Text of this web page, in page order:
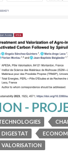
-
DIGESTAT
VALORISATION